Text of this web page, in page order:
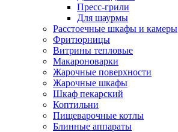
Пресс-грили
Для шаурмы
Расстоечные шкафы и камеры
Фритюрницы
Витрины тепловые
Макароноварки
Жарочные поверхности
Жарочные шкафы
Шкаф пекарский
Коптильни
Пищеварочные котлы
Блинные аппараты